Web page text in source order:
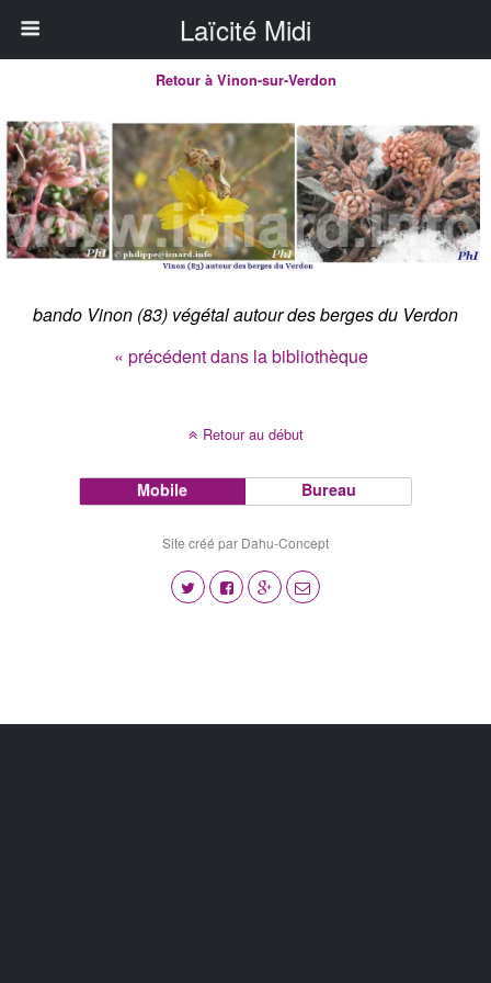
Laïcité Midi
Retour à Vinon-sur-Verdon
bando Vinon (83) végétal autour des berges du Verdon
« précédent dans la bibliothèque
Retour au début
Mobile Bureau
Site créé par Dahu-Concept